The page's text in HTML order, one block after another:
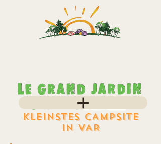
KLEINSTES CAMPSITE
IN VAR